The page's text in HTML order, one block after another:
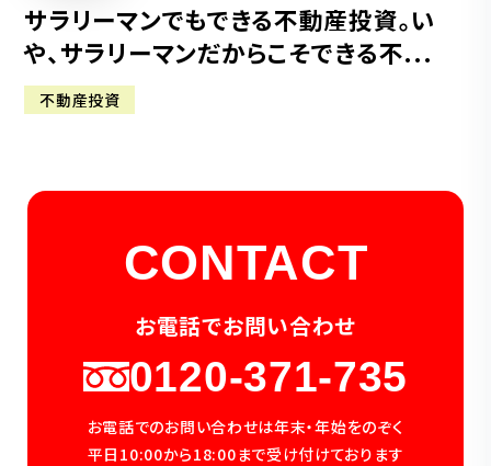
サラリーマンでもできる不動産投資。い
や、サラリーマンだからこそできる不...
不動産投資
CONTACT
お電話でお問い合わせ
0120-371-735
お電話でのお問い合わせは年末・年始をのぞく
平日10:00から18:00まで受け付けております